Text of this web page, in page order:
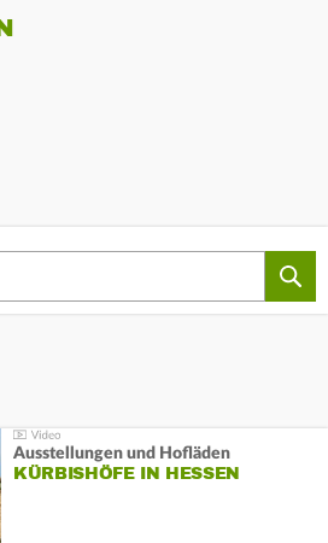
Ausstellungen und Hofläden
KÜRBISHÖFE IN HESSEN